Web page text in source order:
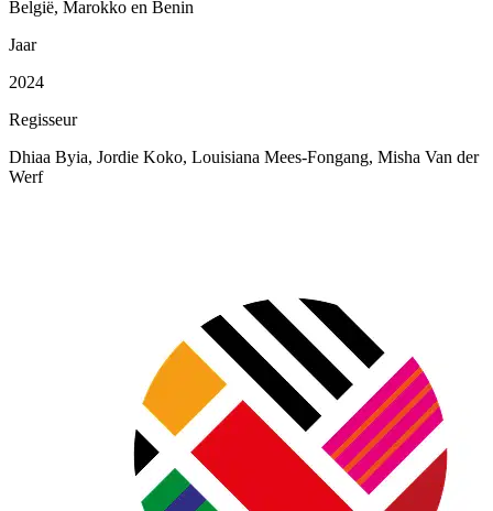
België, Marokko en Benin
Jaar
2024
Regisseur
Dhiaa Byia, Jordie Koko, Louisiana Mees-Fongang, Misha Van der
Werf